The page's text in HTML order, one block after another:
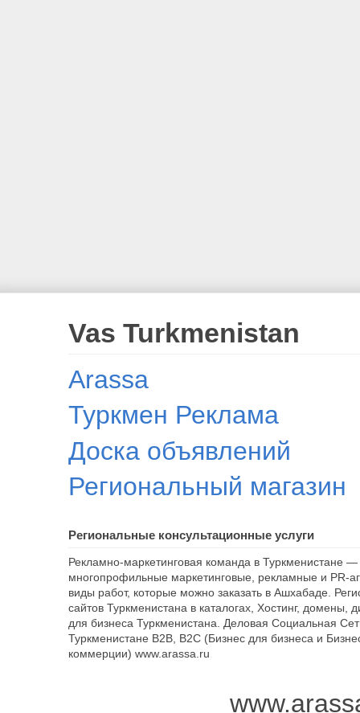
Vas Turkmenistan
Arassa
Туркмен Реклама
Доска объявлений
Региональный магазин
Региональные консультационные услуги
Рекламно-маркетинговая команда в Туркменистане —
многопрофильные маркетинговые, рекламные и PR-
виды работ, которые можно заказать в Ашхабаде.
сайтов Туркменистана в каталогах, Хостинг, домены,
для бизнеса Туркменистана. Деловая Социальная
Туркменистане B2B, B2C (Бизнес для бизнеса и
коммерции) www.arassa.ru